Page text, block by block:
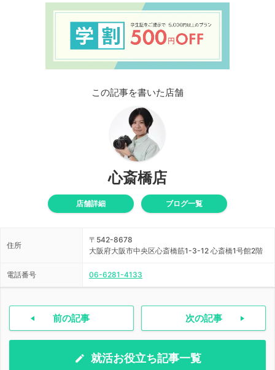
この記事を書いた店舗
心斎橋店
店舗詳細 ブログ一覧
住所
〒542-8678
大阪府大阪市中央区心斎橋筋1-3-12 心斎橋1号館2階
電話番号 06-6281-4133
前の記事 次の記事
就活お役立ち記事一覧